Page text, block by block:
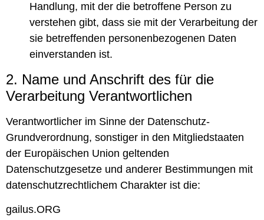
Handlung, mit der die betroffene Person zu
verstehen gibt, dass sie mit der Verarbeitung der
sie betreffenden personenbezogenen Daten
einverstanden ist.
2. Name und Anschrift des für die
Verarbeitung Verantwortlichen
Verantwortlicher im Sinne der Datenschutz-
Grundverordnung, sonstiger in den Mitgliedstaaten
der Europäischen Union geltenden
Datenschutzgesetze und anderer Bestimmungen mit
datenschutzrechtlichem Charakter ist die:
gailus.ORG